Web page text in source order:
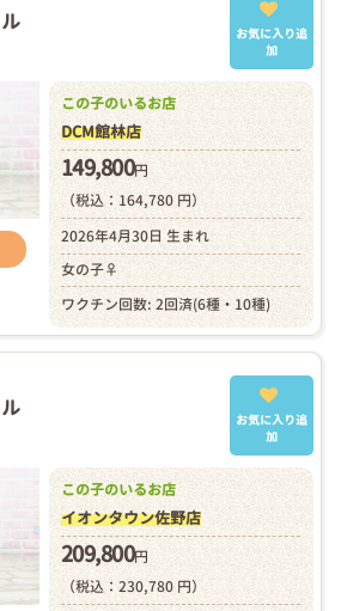
お気に入り追
加
この子のいるお店
DCM館林店
149,800円
（税込：164,780 円）
2026年4月30日 生まれ
女の子♀
ワクチン回数: 2回済(6種・10種)
お気に入り追
加
この子のいるお店
イオンタウン佐野店
209,800円
（税込：230,780 円）